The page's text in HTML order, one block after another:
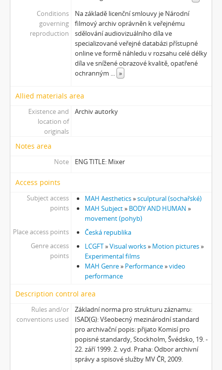
[Subseries] Tvář
[Subseries] Kontrasty života
[Subseries] Kosmické turbulence
[Subseries] Cosmos – Křižíkova fontána
Conditions
governing
reproduction
Na základě licenční smlouvy je Národní
filmový archiv oprávněn k veřejnému
sdělování audiovizuálního díla ve
specializované veřejné databázi přístupné
online ve formě náhledu v rozsahu celé délky
díla ve snížené obrazové kvalitě, opatřené
ochranným ... »
Allied materials area
Existence and
location of
originals
Archiv autorky
Notes area
Note ENG TITLE: Mixer
Access points
Subject access
points
MAH Aesthetics»sculptural (sochařské)
MAH Subject» BODY AND HUMAN »
movement (pohyb)
Place access points
Česká republika
Genre access
points
LCGFT»Visual works» Motion pictures»
Experimental films
MAH Genre» Performance»video
performance
Description control area
Rules and/or
conventions used
Základní norma pro strukturu záznamu:
ISAD(G): Všeobecný mezinárodní standard
pro archivační popis: přijato Komisí pro
popisné standardy, Stockholm, Švédsko, 19. -
22. září 1999. 2. vyd. Praha: Odbor archivní
správy a spisové služby MV ČR, 2009.